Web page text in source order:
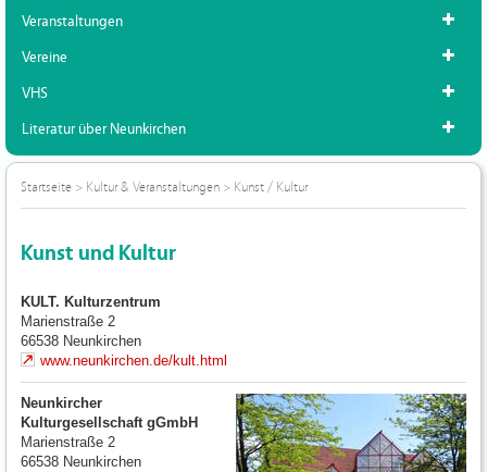
Veranstaltungen
Vereine
VHS
Literatur über Neunkirchen
Startseite > Kultur & Veranstaltungen > Kunst / Kultur
Kunst und Kultur
KULT. Kulturzentrum
Marienstraße 2
66538 Neunkirchen
www.neunkirchen.de/kult.html
Neunkircher
Kulturgesellschaft gGmbH
Marienstraße 2
66538 Neunkirchen